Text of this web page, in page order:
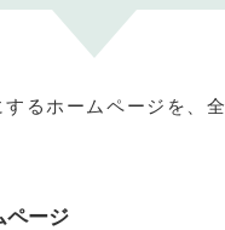
るホームページを、
ページ